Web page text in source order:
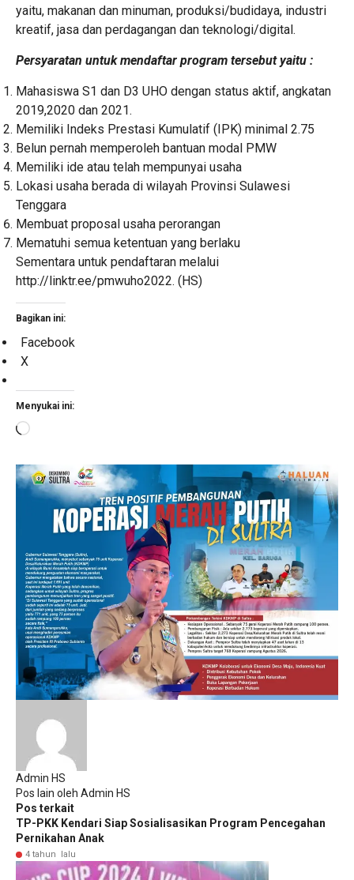
yaitu, makanan dan minuman, produksi/budidaya, industri
kreatif, jasa dan perdagangan dan teknologi/digital.
Persyaratan untuk mendaftar program tersebut yaitu :
Mahasiswa S1 dan D3 UHO dengan status aktif, angkatan
2019,2020 dan 2021.
Memiliki Indeks Prestasi Kumulatif (IPK) minimal 2.75
Belun pernah memperoleh bantuan modal PMW
Memiliki ide atau telah mempunyai usaha
Lokasi usaha berada di wilayah Provinsi Sulawesi
Tenggara
Membuat proposal usaha perorangan
Mematuhi semua ketentuan yang berlaku
Sementara untuk pendaftaran melalui
http://linktr.ee/pmwuho2022. (HS)
Bagikan ini:
Facebook
X
Menyukai ini:
Memuat...
Admin HS
Pos lain oleh Admin HS
Pos terkait
TP-PKK Kendari Siap Sosialisasikan Program Pencegahan
Pernikahan Anak
4 tahun lalu